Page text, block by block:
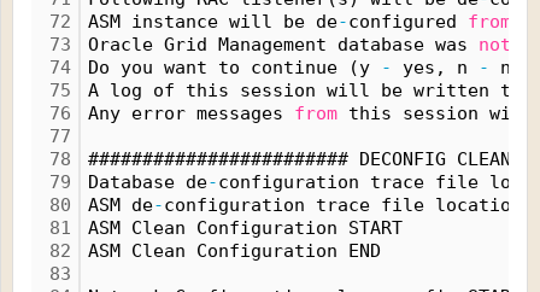
72
73
74
75
76
77
78
79
80
81
82
83
ASM instance will be de-configured from
Oracle Grid Management database was not
Do you want to continue (y
- yes, n -
A log of this session will be written
Any error messages from this session
######################## DECONFIG CLEAN
Database de-configuration trace file
ASM de-configuration trace file
ASM Clean Configuration START
ASM Clean Configuration END